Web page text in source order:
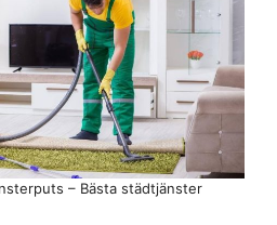
– Bästa städtjänster